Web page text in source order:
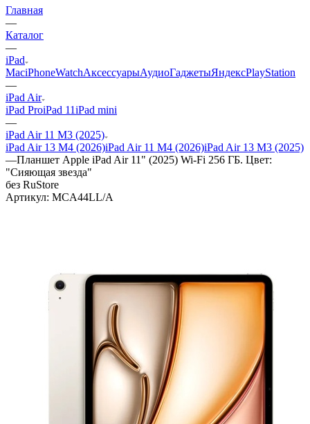
Главная
—
Каталог
—
iPad
MaciPhoneWatchАксессуарыАудиоГаджетыЯндексPlayStation
—
iPad Air
iPad ProiPad 11iPad mini
—
iPad Air 11 M3 (2025)
iPad Air 13 M4 (2026)iPad Air 11 M4 (2026)iPad Air 13 M3 (2025)
—Планшет Apple iPad Air 11" (2025) Wi-Fi 256 ГБ. Цвет:
"Сияющая звезда"
без RuStore
Артикул: MCA44LL/A